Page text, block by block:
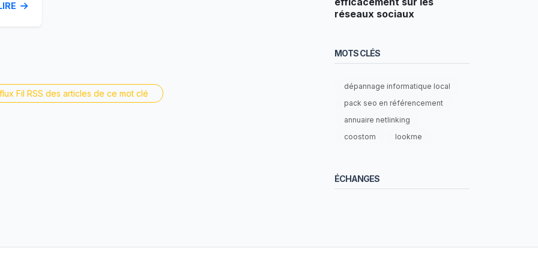
Fil RSS des articles de ce mot clé
réseaux sociaux
MOTS CLÉS
dépannage informatique local
pack seo en référencement
annuaire netlinking
coostom
lookme
ÉCHANGES